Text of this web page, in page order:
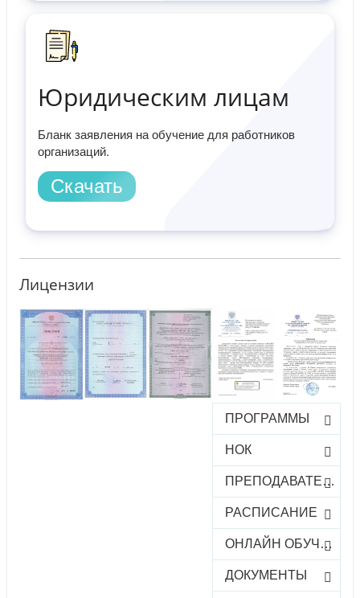
Юридическим лицам
Бланк заявления на обучение для работников
организаций.
Скачать
Лицензии
ПРОГРАММЫ
НОК
ПРЕПОДАВАТЕЛИ
РАСПИСАНИЕ
ОНЛАЙН ОБУЧЕНИЕ
ДОКУМЕНТЫ